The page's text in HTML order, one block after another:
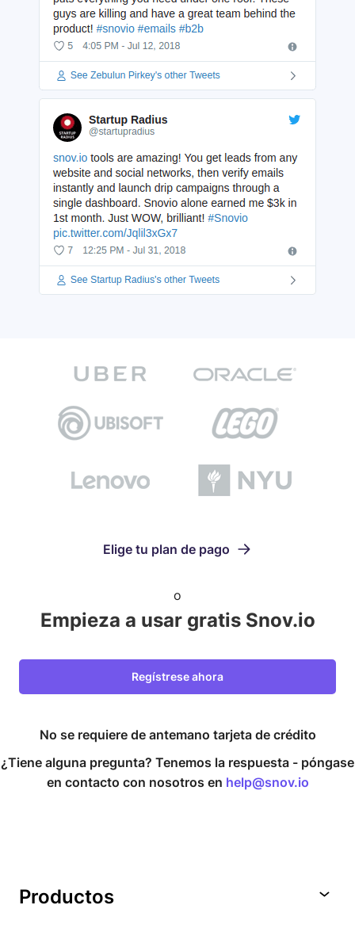
Elige tu plan de pago
o
Empieza a usar gratis Snov.io
Regístrese ahora
No se requiere de antemano tarjeta de crédito
¿Tiene alguna pregunta? Tenemos la respuesta - póngase
en contacto con nosotros en help@snov.io
Productos